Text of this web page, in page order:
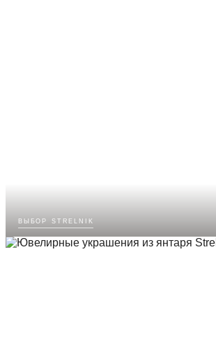
выбор strelnik